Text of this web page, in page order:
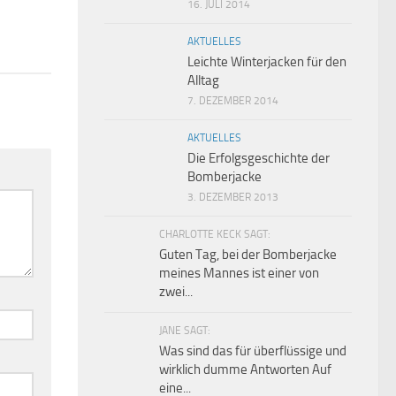
16. JULI 2014
AKTUELLES
Leichte Winterjacken für den
Alltag
7. DEZEMBER 2014
AKTUELLES
Die Erfolgsgeschichte der
Bomberjacke
3. DEZEMBER 2013
CHARLOTTE KECK SAGT:
Guten Tag, bei der Bomberjacke
meines Mannes ist einer von
zwei...
JANE SAGT:
Was sind das für überflüssige und
wirklich dumme Antworten Auf
eine...